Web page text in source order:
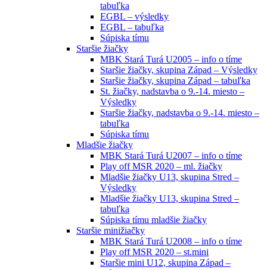
tabuľka
EGBL – výsledky
EGBL – tabuľka
Súpiska tímu
Staršie žiačky
MBK Stará Turá U2005 – info o tíme
Staršie žiačky, skupina Západ – Výsledky
Staršie žiačky, skupina Západ – tabuľka
St. žiačky, nadstavba o 9.-14. miesto –
Výsledky
Staršie žiačky, nadstavba o 9.-14. miesto –
tabuľka
Súpiska tímu
Mladšie žiačky
MBK Stará Turá U2007 – info o tíme
Play off MSR 2020 – ml. žiačky
Mladšie žiačky U13, skupina Stred –
Výsledky
Mladšie žiačky U13, skupina Stred –
tabuľka
Súpiska tímu mladšie žiačky
Staršie minižiačky
MBK Stará Turá U2008 – info o tíme
Play off MSR 2020 – st.mini
Staršie mini U12, skupina Západ –